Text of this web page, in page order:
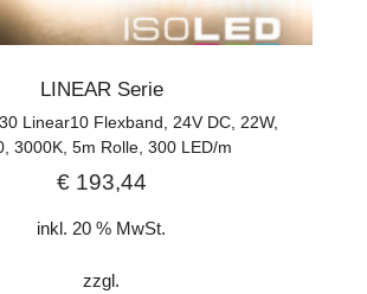
LINEAR Serie
Linear10 Flexband, 24V DC, 22W,
3000K, 5m Rolle, 300 LED/m
€193,44
inkl. 20 % MwSt.
zzgl.